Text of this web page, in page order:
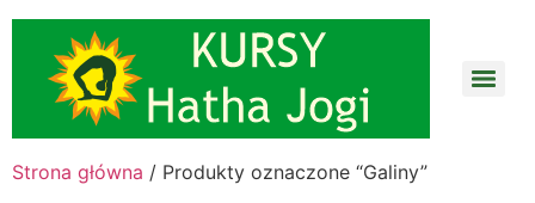
Strona główna / Produkty oznaczone “Galiny”